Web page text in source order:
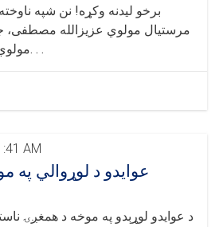
برخو لیدنه وکړه! نن شپه
مرستیال مولوي عزیزالله مصطفی،
مولوي نقیب الله طارق، چې. . .
AM
عوايدو د لوړوالي په
د عوایدو لوړېدو په موخه د همغږۍ